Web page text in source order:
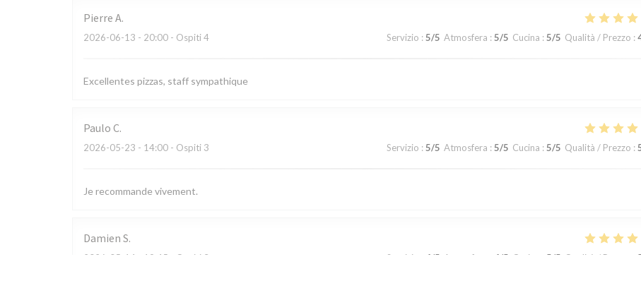
Pierre A
2026-06-13 - 20:00 - Ospiti 4 Servizio : 5/5 Atmosfera : 5/5 Cucina : 5/5 Qualità / Prezzo :
Excellentes pizzas, staff sympathique
Paulo C
2026-05-23 - 14:00 - Ospiti 3 Servizio : 5/5 Atmosfera : 5/5 Cucina : 5/5 Qualità / Prezzo :
Je recommande vivement.
Damien S
2026-05-14 - 19:45 - Ospiti 3 Servizio 4 /5 Atmosfera 4 /5 Cucina 5 /5 Qualità / Prezzo